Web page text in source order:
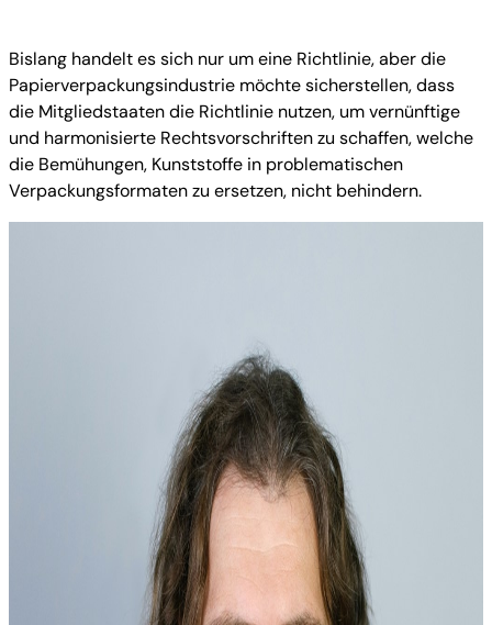
Bislang handelt es sich nur um eine Richtlinie, aber die
Papierverpackungsindustrie möchte sicherstellen, dass
die Mitgliedstaaten die Richtlinie nutzen, um vernünftige
und harmonisierte Rechtsvorschriften zu schaffen, welche
die Bemühungen, Kunststoffe in problematischen
Verpackungsformaten zu ersetzen, nicht behindern.